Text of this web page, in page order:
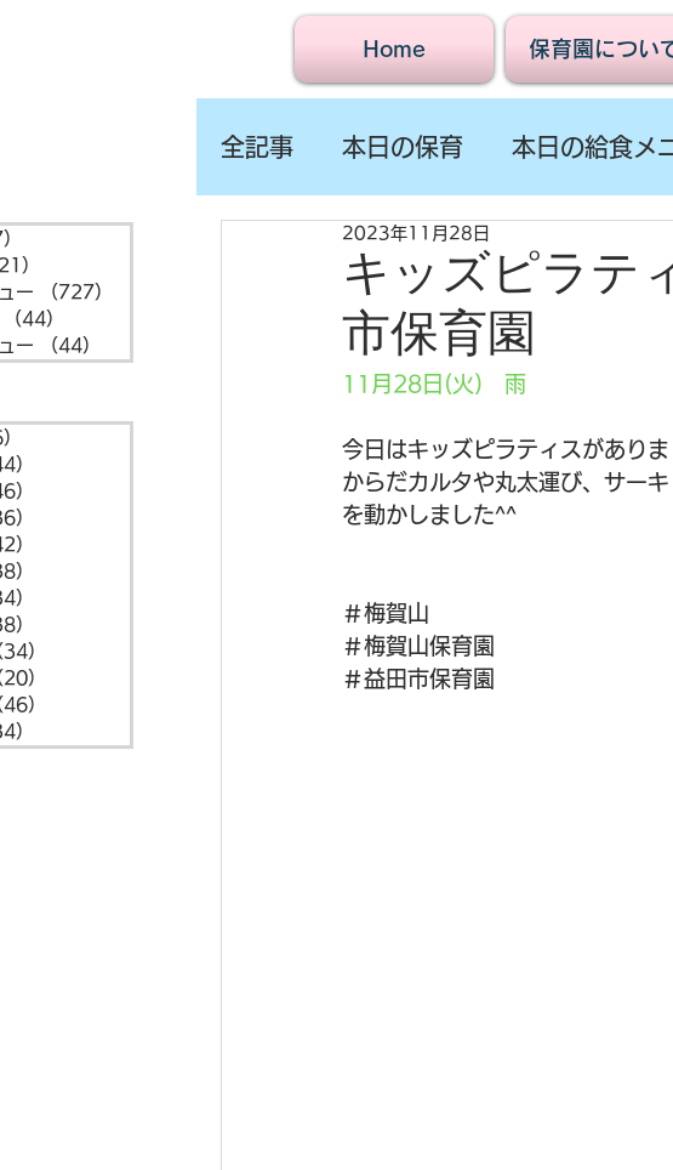
Home 保育園につい
）
ー
（727）
（44）
ー
（44）
）
）
）
）
）
）
）
）
）
）
）
全記事 本日の保育 本日の給食メ
キッズピラテ
市保育園
2023年11月28日
11月28日(火)　雨
今日はキッズピラティスがありま
からだカルタや丸太運び、サー
を動かしました^^
＃梅賀山
＃梅賀山保育園
＃益田市保育園